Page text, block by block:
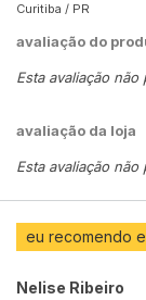
Curitiba / PR
avaliação do
Esta avaliação
avaliação da loja
Esta avaliação
eu recomendo
Nelise Ribeiro